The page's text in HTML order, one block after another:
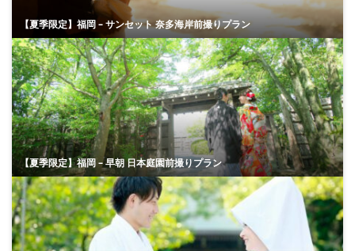
【夏季限定】福岡 – サンセット 奈多海岸前撮りプラン
【夏季限定】福岡 – 早朝 日本庭園前撮りプラン